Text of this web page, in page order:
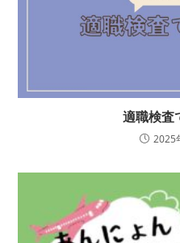
適職検査
2025